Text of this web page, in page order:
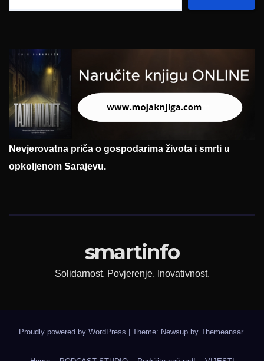
Nevjerovatna priča o gospodarima života i smrti u
opkoljenom Sarajevu.
smartinfo
Solidarnost. Povjerenje. Inovativnost.
Proudly powered by WordPress Theme: Newsup by Themeansar.